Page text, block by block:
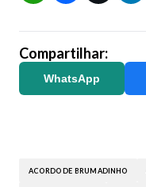
Compartilhar:
WhatsApp
ACORDO DE BRUMADINHO